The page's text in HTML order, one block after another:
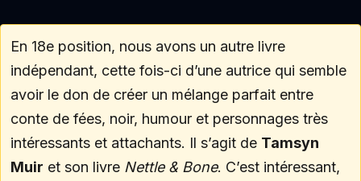
En 18e position, nous avons un autre livre
indépendant, cette fois-ci d’une autrice qui semble
avoir le don de créer un mélange parfait entre
conte de fées, noir, humour et personnages très
intéressants et attachants. Il s’agit de Tamsyn
Muir et son livre Nettle & Bone. C’est intéressant,